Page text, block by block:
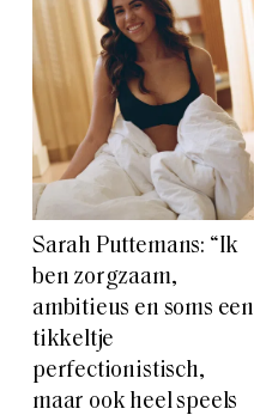
Sarah Puttemans: “Ik
ben zorgzaam,
ambitieus en soms een
tikkeltje
perfectionistisch,
maar ook heel speels